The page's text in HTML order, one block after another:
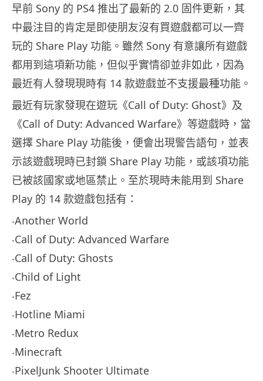
早前 Sony 的 PS4 推出了最新的 2.0 固件更新，其
中最注目的肯定是即使朋友沒有買遊戲都可以一齊
玩的 Share Play 功能。雖然 Sony 有意讓所有遊戲
都用到這項新功能，但似乎實情卻並非如此，因為
最近有人發現現時有 14 款遊戲並不支援最種功能。
最近有玩家發現在遊玩《Call of Duty: Ghost》及
《Call of Duty: Advanced Warfare》等遊戲時，當
選擇 Share Play 功能後，便會出現警告語句，並表
示該遊戲現時已封鎖 Share Play 功能，或該項功能
已被該國家或地區禁止。至於現時未能用到 Share
Play 的 14 款遊戲包括有：
‧Another World
‧Call of Duty: Advanced Warfare
‧Call of Duty: Ghosts
‧Child of Light
‧Fez
‧Hotline Miami
‧Metro Redux
‧Minecraft
‧PixelJunk Shooter Ultimate